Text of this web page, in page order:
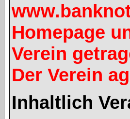
Homepage
Verein
Der Verein
Inhaltlich